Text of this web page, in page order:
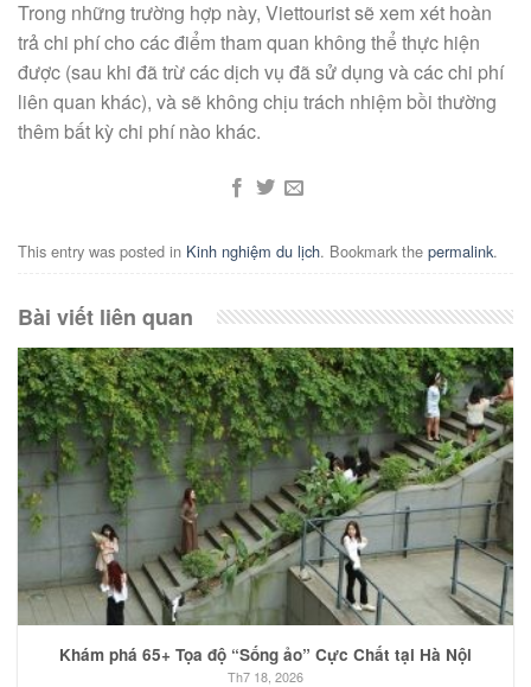
Trong những trường hợp này, Viettourist sẽ xem xét hoàn
trả chi phí cho các điểm tham quan không thể thực hiện
được (sau khi đã trừ các dịch vụ đã sử dụng và các chi phí
liên quan khác), và sẽ không chịu trách nhiệm bồi thường
thêm bất kỳ chi phí nào khác.
This entry was posted in Kinh nghiệm du lịch. Bookmark the permalink.
Bài viết liên quan
Khám phá 65+ Tọa độ “Sống ảo” Cực Chất tại Hà Nội
Th7 18, 2026